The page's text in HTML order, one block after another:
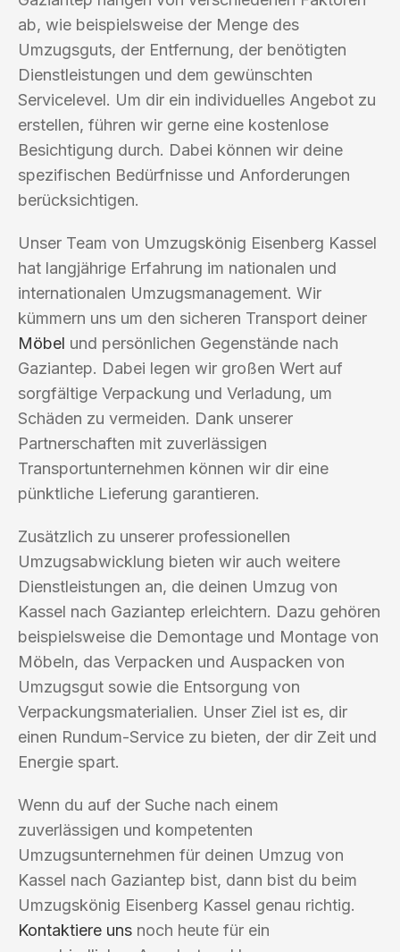
ab, wie beispielsweise der Menge des
Umzugsguts, der Entfernung, der benötigten
Dienstleistungen und dem gewünschten
Servicelevel. Um dir ein individuelles Angebot zu
erstellen, führen wir gerne eine kostenlose
Besichtigung durch. Dabei können wir deine
spezifischen Bedürfnisse und Anforderungen
berücksichtigen.
Unser Team von Umzugskönig Eisenberg Kassel
hat langjährige Erfahrung im nationalen und
internationalen Umzugsmanagement. Wir
kümmern uns um den sicheren Transport deiner
Möbel und persönlichen Gegenstände nach
Gaziantep. Dabei legen wir großen Wert auf
sorgfältige Verpackung und Verladung, um
Schäden zu vermeiden. Dank unserer
Partnerschaften mit zuverlässigen
Transportunternehmen können wir dir eine
pünktliche Lieferung garantieren.
Zusätzlich zu unserer professionellen
Umzugsabwicklung bieten wir auch weitere
Dienstleistungen an, die deinen Umzug von
Kassel nach Gaziantep erleichtern. Dazu gehören
beispielsweise die Demontage und Montage von
Möbeln, das Verpacken und Auspacken von
Umzugsgut sowie die Entsorgung von
Verpackungsmaterialien. Unser Ziel ist es, dir
einen Rundum-Service zu bieten, der dir Zeit und
Energie spart.
Wenn du auf der Suche nach einem
zuverlässigen und kompetenten
Umzugsunternehmen für deinen Umzug von
Kassel nach Gaziantep bist, dann bist du beim
Umzugskönig Eisenberg Kassel genau richtig.
Kontaktiere uns noch heute für ein